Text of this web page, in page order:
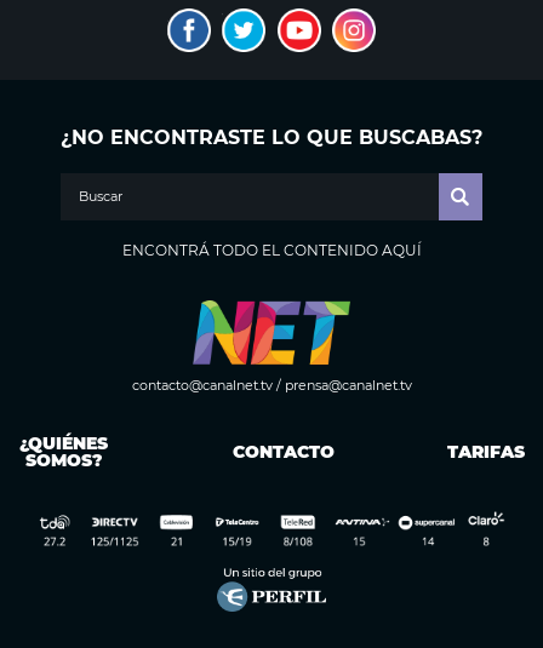
¿NO ENCONTRASTE LO QUE BUSCABAS?
ENCONTRÁ TODO EL CONTENIDO AQUÍ
contacto@canalnet.tv/ prensa@canalnet.tv
¿QUIÉNES
SOMOS? CONTACTO TARIFAS